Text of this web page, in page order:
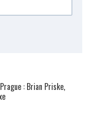
: Brian Priske,